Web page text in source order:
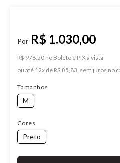
R$ 1.030,00
R$ 978,50 no Boleto e PIX
ou
12x de R$ 85,83
Tamanhos
M
Cores
Preto